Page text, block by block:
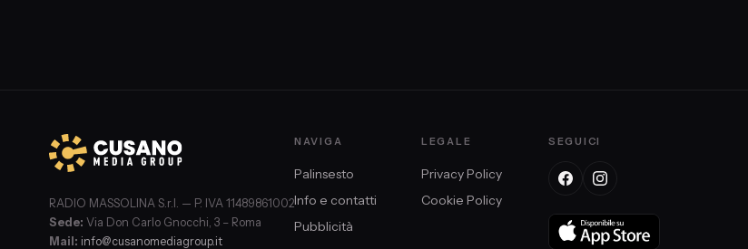
RADIO MASSOLINA S.r.l. — P. IVA 11489861002
Sede: Via Don Carlo Gnocchi, 3 – Roma
Mail: info@cusanomediagroup.it
NAVIGA
Palinsesto
Info e contatti
Pubblicità
LEGALE
Privacy Policy
Cookie Policy
SEGUICI